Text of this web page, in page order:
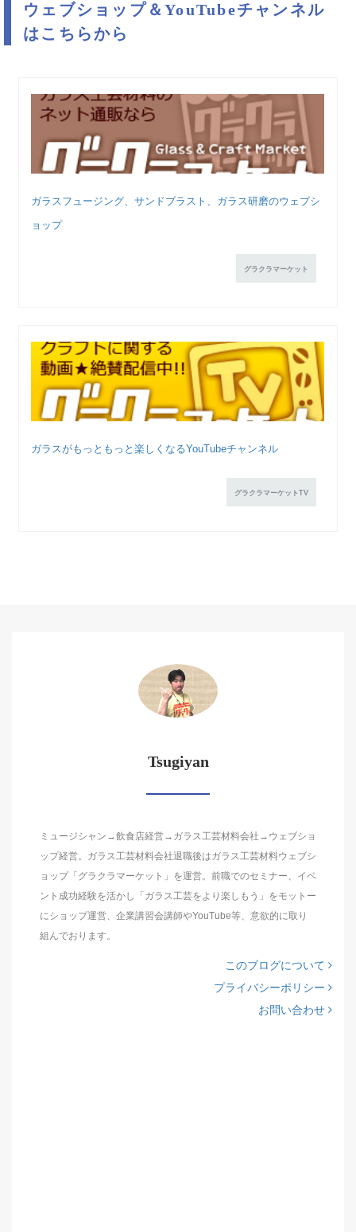
ウェブショップ＆YouTubeチャンネル
はこちらから
ガラスフュージング、サンドブラスト、ガラス研磨のウェブシ
ョップ
グラクラマーケット
ガラスがもっともっと楽しくなるYouTubeチャンネル
グラクラマーケットTV
Tsugiyan
ミュージシャン→飲食店経営→ガラス工芸材料会社→ウェブショ
ップ経営。ガラス工芸材料会社退職後はガラス工芸材料ウェブシ
ョップ「グラクラマーケット」を運営。前職でのセミナー、イベ
ント成功経験を活かし「ガラス工芸をより楽しもう」をモットー
にショップ運営、企業講習会講師やYouTube等、意欲的に取り
組んでおります。
このブログについて
プライバシーポリシー
お問い合わせ